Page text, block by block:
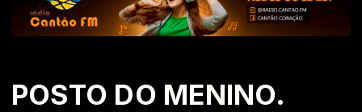
POSTO DO MENINO.